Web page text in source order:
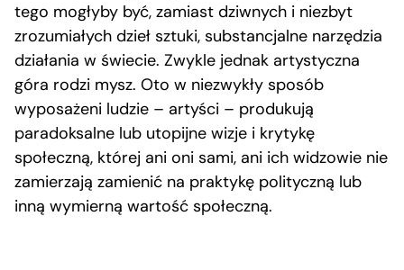
tego mogłyby być, zamiast dziwnych i niezbyt
zrozumiałych dzieł sztuki, substancjalne narzędzia
działania w świecie. Zwykle jednak artystyczna
góra rodzi mysz. Oto w niezwykły sposób
wyposażeni ludzie – artyści – produkują
paradoksalne lub utopijne wizje i krytykę
społeczną, której ani oni sami, ani ich widzowie nie
zamierzają zamienić na praktykę polityczną lub
inną wymierną wartość społeczną.